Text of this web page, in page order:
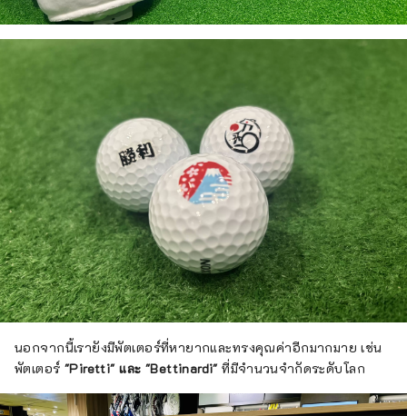
นอกจากนี้เรายังมีพัตเตอร์ที่หายากและทรงคุณค่าอีกมากมาย เช่น
พัตเตอร์ "Piretti" และ "Bettinardi"ที่มีจำนวนจำกัดระดับโลก